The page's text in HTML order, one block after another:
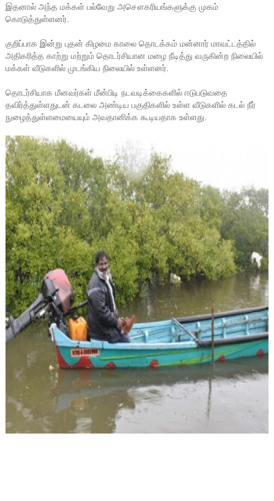
இதனால் அந்த மக்கள் பல்வேறு அசௌகரியங்களுக்கு முகம்
கொடுத்துள்ளனர்.
குறிப்பாக இன்று புதன் கிழமை காலை தொடக்கம் மன்னார் மாவட்டத்தில்
அதிகரித்த காற்று மற்றும் தொடர்சியான மழை நீடித்து வருகின்ற நிலையில்
மக்கள் வீடுகளில் முடங்கிய நிலையில் உள்ளனர்.
தொடர்சியாக மீனவர்கள் மீன்பிடி நடவடிக்கைகளில் ஈடுபடுவதை
தவிர்த்துள்ளதுடன் கடலை அண்டிய பகுதிகளில் உள்ள வீடுகளில் கடல் நீர்
நுழைத்துள்ளமையையும் அவதானிக்க கூடியதாக உள்ளது.